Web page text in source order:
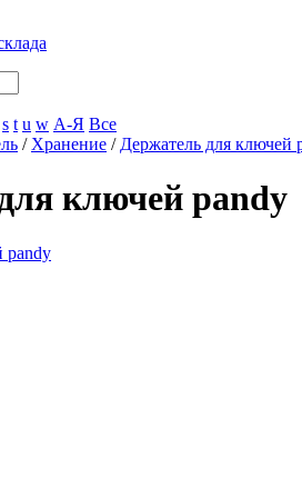
s t u w А-Я Все
/ Хранение / Держатель для ключей
ключей pandy